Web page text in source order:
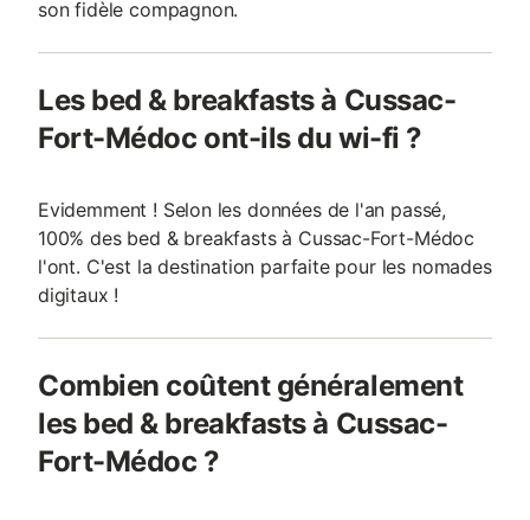
son fidèle compagnon.
Les bed & breakfasts à Cussac-
Fort-Médoc ont-ils du wi-fi ?
Evidemment ! Selon les données de l'an passé,
100% des bed & breakfasts à Cussac-Fort-Médoc
l'ont. C'est la destination parfaite pour les nomades
digitaux !
Combien coûtent généralement
les bed & breakfasts à Cussac-
Fort-Médoc ?